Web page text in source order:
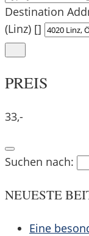
Destination
(Linz) []
PREIS
33,-
Suchen nach:
NEUESTE
Eine